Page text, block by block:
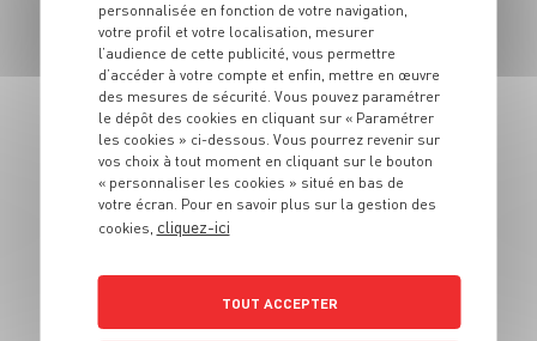
PLAT
Marinade de
sanglier
8 pers. 1h 30 min
Poêlée de
personnalisée en fonction de votre navigation,
votre profil et votre localisation, mesurer
l’audience de cette publicité, vous permettre
d’accéder à votre compte et enfin, mettre en œuvre
des mesures de sécurité. Vous pouvez paramétrer
le dépôt des cookies en cliquant sur « Paramétrer
les cookies » ci-dessous. Vous pourrez revenir sur
vos choix à tout moment en cliquant sur le bouton
« personnaliser les cookies » situé en bas de
votre écran. Pour en savoir plus sur la gestion des
cookies, cliquez-ici
TOUT ACCEPTER